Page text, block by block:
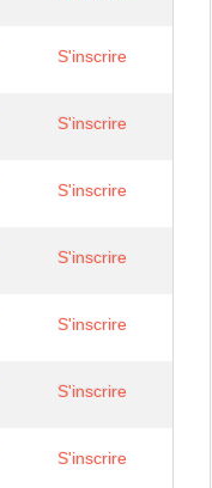
S'inscrire
S'inscrire
S'inscrire
S'inscrire
S'inscrire
S'inscrire
S'inscrire